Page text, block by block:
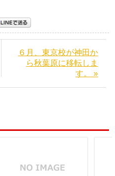
６月、東京校が神田か
ら秋葉原に移転しま
す。 »